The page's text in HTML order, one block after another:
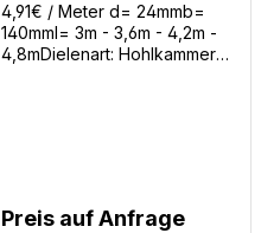
4,91€ / Meter d= 24mmb=
140mml= 3m - 3,6m - 4,2m -
4,8mDielenart: Hohlkammer
Preis auf Anfrage